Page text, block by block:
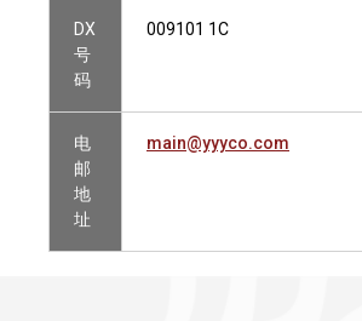
DX
号
码
009101 1C
电
邮
地
址
main@yyyco.com